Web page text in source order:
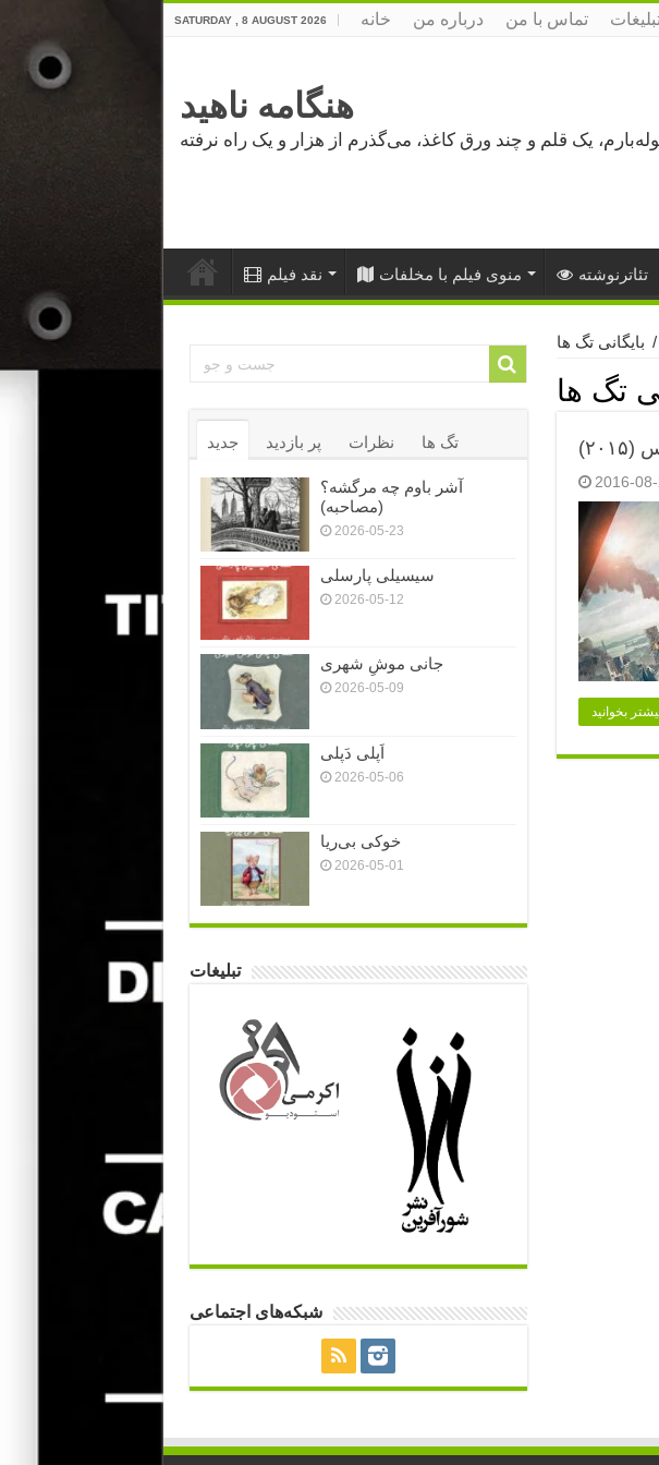
SATURDAY , 8 AUGUST 2026 خانه درباره من تماس با من
هنگامه ناهید
نقد فیلم منوی فیلم با مخلفات تئاترنوشته
/
2016-
جدید پر بازدید نظرات تگ ها
آشر باوم چه مرگشه؟
(مصاحبه)
2026-05-23
سیسیلی پارسلی
2026-05-12
جانی موشِ شهری
2026-05-09
اَپلی دَپلی
2026-05-06
خوکی بی‌ریا
2026-05-01
تبلیغات
شبکه‌های اجتماعی